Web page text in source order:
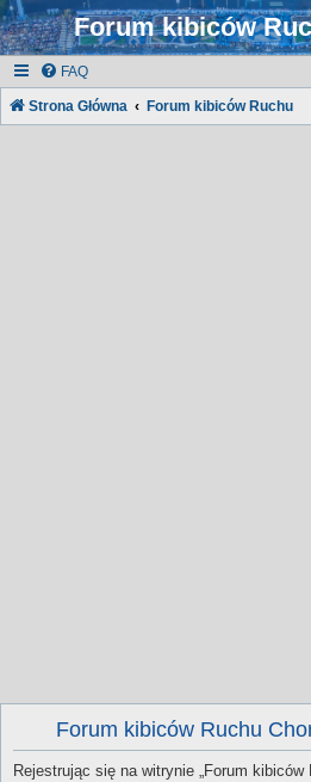
Forum kibiców
FAQ
Strona Główna Forum kibiców Ruchu
Forum kibiców Ruchu
Rejestrując się na witrynie „Forum kibiców